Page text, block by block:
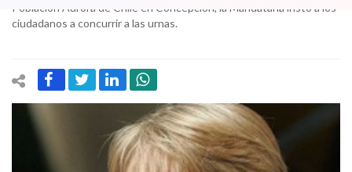
Población Aurora de Chile en Concepción, la Mandataria instó a los
ciudadanos a concurrir a las urnas.